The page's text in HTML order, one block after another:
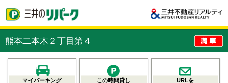
熊本二本木２丁目第４
マイパーキング
この時間貸し
URLを